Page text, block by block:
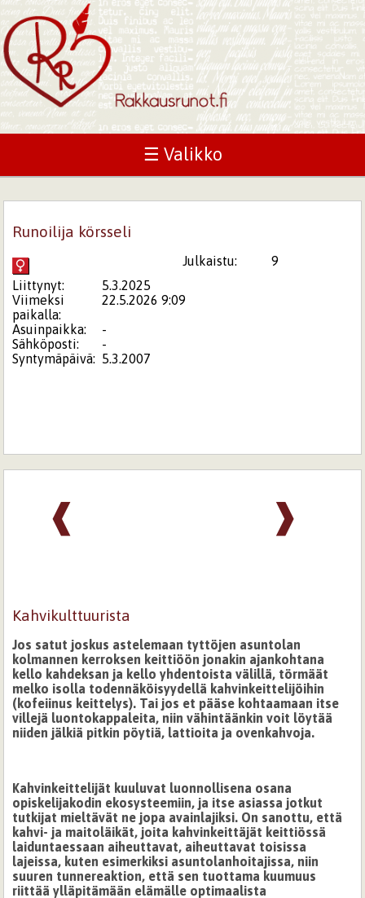
☰ Valikko
Runoilija körsseli
Julkaistu:
9
Liittynyt:
5.3.2025
Viimeksi
paikalla:
22.5.2026 9:09
Asuinpaikka:
-
Sähköposti:
-
Syntymäpäivä: 5.3.2007
❱
❰
Kahvikulttuurista
Jos satut joskus astelemaan tyttöjen asuntolan
kolmannen kerroksen keittiöön jonakin ajankohtana
kello kahdeksan ja kello yhdentoista välillä, törmäät
melko isolla todennäköisyydellä kahvinkeittelijöihin
(kofeiinus keittelys). Tai jos et pääse kohtaamaan itse
villejä luontokappaleita, niin vähintäänkin voit löytää
niiden jälkiä pitkin pöytiä, lattioita ja ovenkahvoja.
Kahvinkeittelijät kuuluvat luonnollisena osana
opiskelijakodin ekosysteemiin, ja itse asiassa jotkut
tutkijat mieltävät ne jopa avainlajiksi. On sanottu, että
kahvi- ja maitoläikät, joita kahvinkeittäjät keittiössä
laiduntaessaan aiheuttavat, aiheuttavat toisissa
lajeissa, kuten esimerkiksi asuntolanhoitajissa, niin
suuren tunnereaktion, että sen tuottama kuumuus
riittää ylläpitämään elämälle optimaalista